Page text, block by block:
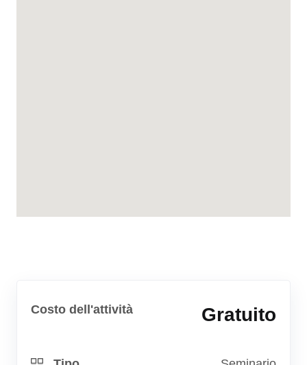
Costo dell'attività Gratuito